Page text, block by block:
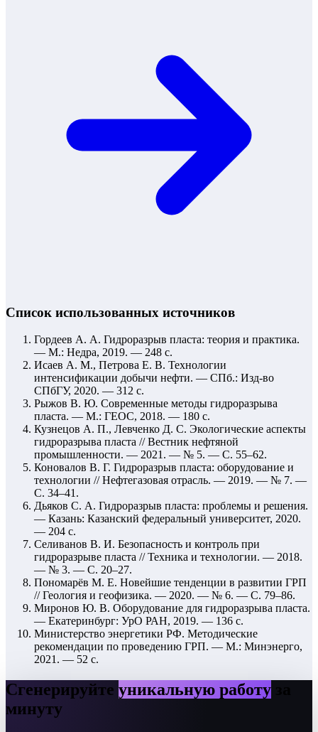
Список использованных источников
Гордеев А. А. Гидроразрыв пласта: теория и практика.
— М.: Недра, 2019. — 248 с.
Исаев А. М., Петрова Е. В. Технологии
интенсификации добычи нефти. — СПб.: Изд-во
СПбГУ, 2020. — 312 с.
Рыжов В. Ю. Современные методы гидроразрыва
пласта. — М.: ГЕОС, 2018. — 180 с.
Кузнецов А. П., Левченко Д. С. Экологические аспекты
гидроразрыва пласта // Вестник нефтяной
промышленности. — 2021. — № 5. — С. 55–62.
Коновалов В. Г. Гидроразрыв пласта: оборудование и
технологии // Нефтегазовая отрасль. — 2019. — № 7. —
С. 34–41.
Дьяков С. А. Гидроразрыв пласта: проблемы и решения.
— Казань: Казанский федеральный университет, 2020.
— 204 с.
Селиванов В. И. Безопасность и контроль при
гидроразрыве пласта // Техника и технологии. — 2018.
— № 3. — С. 20–27.
Пономарёв М. Е. Новейшие тенденции в развитии ГРП
// Геология и геофизика. — 2020. — № 6. — С. 79–86.
Миронов Ю. В. Оборудование для гидроразрыва пласта.
— Екатеринбург: УрО РАН, 2019. — 136 с.
Министерство энергетики РФ. Методические
рекомендации по проведению ГРП. — М.: Минэнерго,
2021. — 52 с.
Сгенерируйте уникальную работу
минуту